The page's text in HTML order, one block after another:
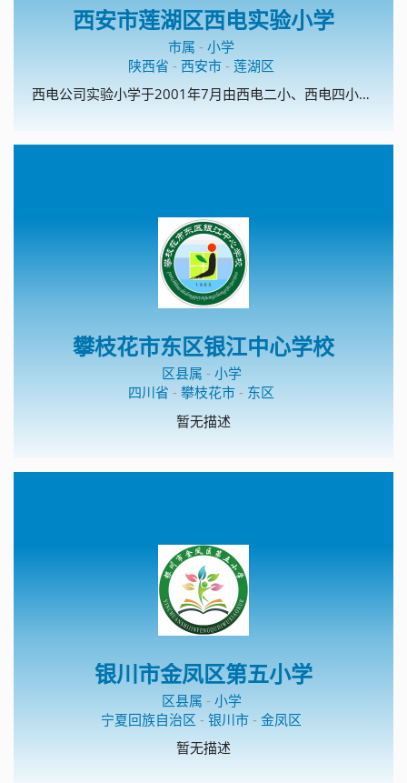
西安市莲湖区西电实验小学
市属 - 小学
陕西省 - 西安市 - 莲湖区
西电公司实验小学于2001年7月由西电二小、西电四小重组而成的一所全日制普通小学。西电二小、西电四小均成立于上个世纪六十年代，办学历史已超过三十年。目前学校在校学生1400余人，编有28个教学班。现有教工76人，岗位合格率100%，教师学历达标率100%。教师年龄、学历、职称结构合理，教师业务素质好。教师配置合理，敬业爱生、为人师表是我校教师团队的基本要求。专任教师全部具有任职资格，年龄结构合理，老、中、青教师形成梯队，学科配套，教师整体素质较高，职称、学历都达到省、市、区的有关要求。我校现占地面积16067.83平方米，生均14.9平米。校舍面积6800余平米，生均达6.1平米以上。校园内三季有花，四季常绿，生均达1.39平米。院墙砖化、道路全部硬化、校园美化。学校办学方向端正，办学目标明确，确立了“全面追求适合学生发展的教育”的办学理念，树立起“学生有特长、教师有个性、学校有品位”办学目标。学校以“全面实施素质教育，努力提高教育质量”为中心，以“狠抓学校常规管理”、“狠抓青年教师培训”、“狠抓学校硬件建设”为重点的工作部署。建立了适应经济发展和社会需要、促进教育现代化的近期、中长远规划，形成了“艰苦奋斗，顽强拼搏”、“以质量立校，以特色兴校”办学特色。学校实行校长负责制，校长对学校工作全面负责，副校长及其他部门领导岗位职责明确，有健全的组织机构和各项规章制度，截止目前共有各种制度岗位职责120余个，已汇编成册便于使用。学校还制定了《校领导班子工作作风》等制度，严格遵循“集体领导，民主集中，个别酝踉，会议决定”的原则，有效地行使决策和指挥的权力。校党支部充分发挥政治核心与监督作用，充分发挥并积极调动广大教师的民主参政意识。坚持校务公开制度，学校重大决策和执行情况透明度高。定期召开干部民主评议会。学校各部门职责明确、责任到人，充分体现我校团结协作、优质高效、管理有序、政令畅通，确保了一切工作正常、高效运行。我校自筹资金一百多万元“二次创业”的经历以及在创业中形成的自强不息、艰苦奋斗光荣传统是我们师生自强发展不竭的动力，也是我校办学最显著的特色，受到了市、区两级教育部门的肯定，在整个周边社区很有影响。硬件出色靠投入，软件出色靠管理。学校积极推进管理机制和教育教学改革，依靠改革求发展是我校发展之路的最大收获。我校制订了《西电实验小学聘任制实施方案》、《西电实验小学课时津贴实施方案》、《西电实验小学综合量化考核实施方案》、《西电实验小学班主任工作量化考核实施方案》、《西电实验小学班组建设考核实施细则》等制度，并不遗余力得大力推行。这些方案的出台体现了多劳多得、奖勤罚懒原则，突出了向一线教师倾斜，促进我校教育教学的顺利进行，稳定了教师队伍。2004年以来，学校先后被命名为“西安市一级小学”、“陕西省示范小学”、“全国识字、写字教学实验基地”、“莲湖区现代技术教育项目学校”、“陕西省基础教育项目学校”、“少先队活动特色学校”、“西安市基础教育‘十五课题’科研课题实验学校”、“西安市教育学会德育基地”、“莲湖区艺术特色学校”。学校连续多年荣获区赛教优秀组织奖，莲湖区大面积提高教育质量一等奖，在莲湖区教育系统量化考核中获得一等奖。学校自编的写字手指操及写字活动在周边具有一定的影响。写字课题组有组织、有计划地细致推行教学对比实验，并积累了大量的写字教学经验。为确保写字教学研究，全校教师人人练基本功，每位教师每周交一篇毛笔字，一篇钢笔字。特别是97年至今，我校实现了电子琴、口风琴进入音乐课堂。舞蹈室、电子琴室、微机室的配置在全区领先。武术操、形体课、版画、素描已形成学校校本开发特色，在社区与周边有较高声誉。先后有230 &nbsp;多名同学在全国、省、市、区的学科竞赛获奖。先后有176名同学在体音美各种层次竞赛中获奖。先后有229名学生被评为市、区、西电公司级三好学生、优秀少先队员。学生学期全学科合格率、优秀率及操行合格率符合教学及德育工作要求。毕业生合格率在98%以上，优秀率60%以上。辍学率为零。学生兴趣特长和意志性格发展良好，各项竞赛活动优胜奖居当地同类学校前茅。我校连续6年获区大面积提高教学质量奖，在西电公司普教中心学科竞赛三年均获榜首。各项指标也均达到上级标准，受到上级表扬，得到周边社区家长的信任和周边重点中学的认可，在整个西郊地区已有较大的知名度，学生生源也由此逐年大幅度提高。学校有符合学校实际、切实可行的奖惩制度、考勤制度、财务管理制度和行事历。实行全员、全过程、全方位的“三全”管理，保证了学校管理各环节（计划、执行、检查、总结）扎实有效。学校处室、年级组、教研组均有学期工作计划，目标、内容符合全面贯彻教育方针和全面实施素质教育的要求，能切实结合学校实际，在执行中注重落实及时反馈，考核评价，做到有总结、有检查、有记载，做到奖罚分明。学籍管理严格，档案资料齐全，有信息资料收集和保管制度。取消留级，杜绝辍学，档案管理工作卓有成效。学校建有德育领导小组，切实把德育工作作为素质教育的灵魂。有德育工作整体规划和阶段安排，能采取有效措施，不断提高德育工作针对性、主动性和实效性。校德育工作突出了以年级、班级为单位的班主任、中队辅导员队伍建设。 我们提出“乐在桃李满天下，甘为教育做贡献”，积极提倡两种精神：一是“敬业、勤业、精业”精神，二是“苦干、实干、巧干”精神，努力使每位教师都成为优秀德育工作者。每学期都召开班主任工作会，总结和推广优秀班主任的领班艺术，以老带新，加大培训，把个体的智慧融于集体行动之中。学校在狠抓教学质量的同时，切实做好教科研工作。我校确立了以“科研兴教、科研兴校”的战略思想，领导带头搞科研，带动教师全员参与。从93年开始，学校先后开展了《小学中高年级思品课堂教学模式的研究》（已结题）、《英语浸入式教学课题》、《小学写字教学研究》、《用双手塑造美的和谐》，泥塑教学研究，以及京剧脸谱绘制、课间武术操活动等。针对这些研究项目，学校认真组织检查，定期召开教学研讨会。教研活动做到目标落实、时间落实、人员落实、任务落实、经费落实、措施落实。近两年来，学校推出了“两轮制教研”，推广了“质性评课法”，即第一轮年级组长负责，人人讲课，同年级、同学科互听互评，重在练兵；第二轮，重在教科研，由大教研组长负责。选出代表参加第二轮的研讨课。评课采用“质性评课法”，通过“自我反思”，学生评、教师评、专家评，获得共同提高，使教师整体素质不断提高。学校地址：劳动西路8号邮 编：710002 &nbsp;电 话：88623013 88643244网 址：http://www.xaxdedu.cn
攀枝花市东区银江中心学校
区县属 - 小学
四川省 - 攀枝花市 - 东区
暂无描述
银川市金凤区第五小学
区县属 - 小学
宁夏回族自治区 - 银川市 - 金凤区
暂无描述